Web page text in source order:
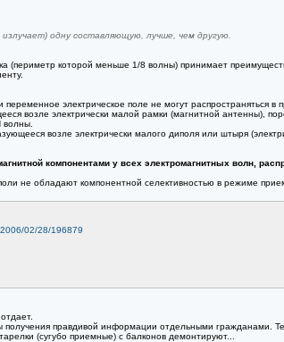
одну составляющую, лучше, чем другую.
(периметр которой меньше 1/8 волны) принимает
электрическое поле не могут
возле электрически малой рамки (магнитной антенны),
возле электрически малого диполя или штыря
компонентами у всех электромагнитных волн,
не обладают компонентной селективностью в режиме
02/28/196879
получения правдивой информации отдельными гражданами.
(сугубо приемные) с балконов демонтируют...